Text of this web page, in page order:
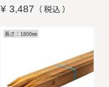
¥ 3,487 税込